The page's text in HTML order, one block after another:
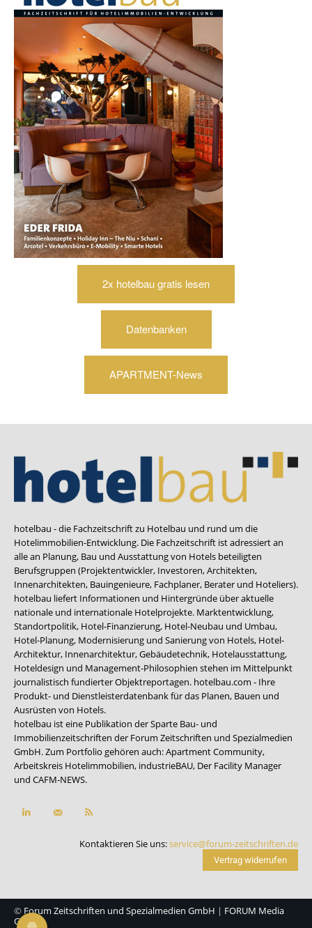
2x hotelbau gratis lesen
Datenbanken
APARTMENT-News
hotelbau - die Fachzeitschrift zu Hotelbau und rund um die
Hotelimmobilien-Entwicklung. Die Fachzeitschrift ist adressiert an
alle an Planung, Bau und Ausstattung von Hotels beteiligten
Berufsgruppen (Projektentwickler, Investoren, Architekten,
Innenarchitekten, Bauingenieure, Fachplaner, Berater und Hoteliers).
hotelbau liefert Informationen und Hintergründe über aktuelle
nationale und internationale Hotelprojekte. Marktentwicklung,
Standortpolitik, Hotel-Finanzierung, Hotel-Neubau und Umbau,
Hotel-Planung, Modernisierung und Sanierung von Hotels, Hotel-
Architektur, Innenarchitektur, Gebäudetechnik, Hotelausstattung,
Hoteldesign und Management-Philosophien stehen im Mittelpunkt
journalistisch fundierter Objektreportagen. hotelbau.com - Ihre
Produkt- und Dienstleisterdatenbank für das Planen, Bauen und
Ausrüsten von Hotels.
hotelbau ist eine Publikation der Sparte Bau- und
Immobilienzeitschriften der Forum Zeitschriften und Spezialmedien
GmbH. Zum Portfolio gehören auch:Apartment Community,
Arbeitskreis Hotelimmobilien, industrieBAU, Der Facility Manager
und CAFM-NEWS.
Kontaktieren Sie uns:service@forum-zeitschriften.de
Vertrag widerrufen
© Forum Zeitschriften und Spezialmedien GmbH | FORUM Media
Group